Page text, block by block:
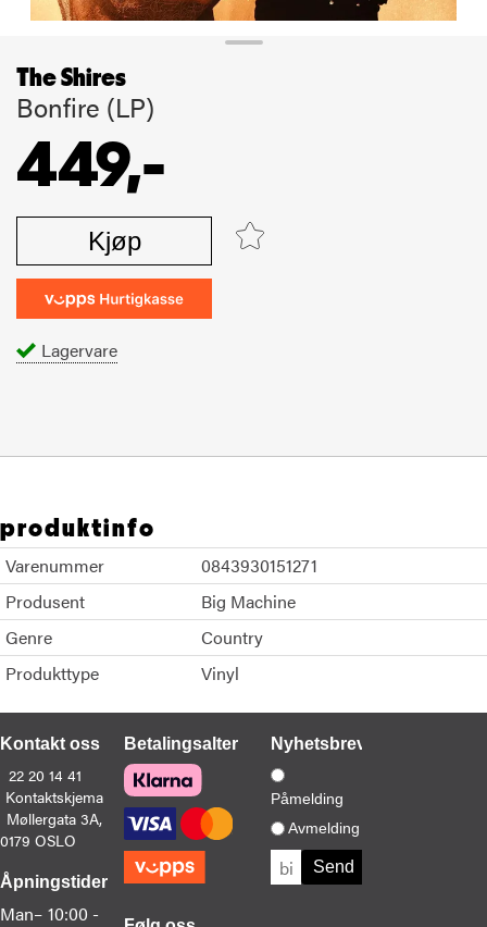
The Shires
Bonfire (LP)
449,-
Kjøp
Lagervare
produktinfo
Varenummer
0843930151271
Produsent
Big Machine
Genre
Country
Produkttype
Vinyl
Kontakt oss
22 20 14 41
Kontaktskjema
Møllergata 3A,
0179 OSLO
Åpningstider
Man– 10:00 -
BetalingsalternativerNyhetsbrev
Påmelding
Avmelding